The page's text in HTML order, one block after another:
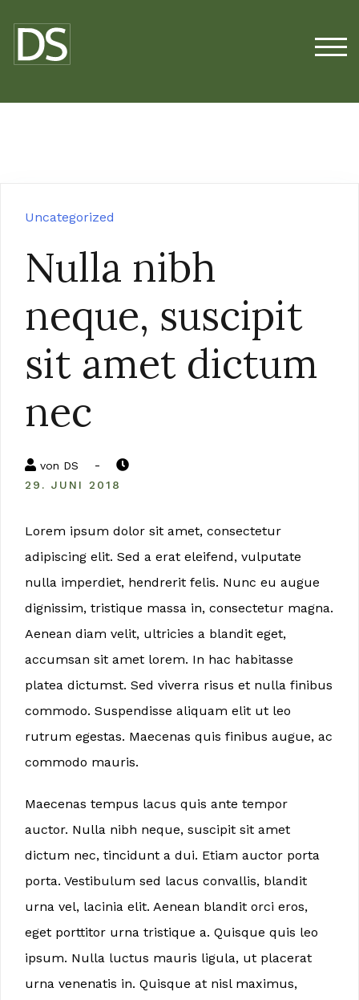
Inhalt
springen
Uncategorized
Nulla nibh
neque, suscipit
sit amet dictum
nec
von DS -
29. JUNI 2018
Lorem ipsum dolor sit amet, consectetur
adipiscing elit. Sed a erat eleifend, vulputate
nulla imperdiet, hendrerit felis. Nunc eu augue
dignissim, tristique massa in, consectetur magna.
Aenean diam velit, ultricies a blandit eget,
accumsan sit amet lorem. In hac habitasse
platea dictumst. Sed viverra risus et nulla finibus
commodo. Suspendisse aliquam elit ut leo
rutrum egestas. Maecenas quis finibus augue, ac
commodo mauris.
Maecenas tempus lacus quis ante tempor
auctor. Nulla nibh neque, suscipit sit amet
dictum nec, tincidunt a dui. Etiam auctor porta
porta. Vestibulum sed lacus convallis, blandit
urna vel, lacinia elit. Aenean blandit orci eros,
eget porttitor urna tristique a. Quisque quis leo
ipsum. Nulla luctus mauris ligula, ut placerat
urna venenatis in. Quisque at nisl maximus,